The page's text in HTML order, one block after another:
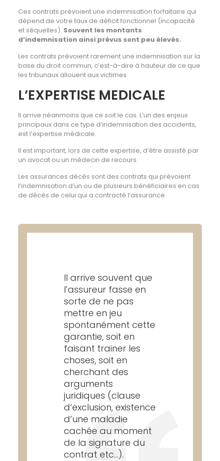
Ces contrats prévoient une indemnisation forfaitaire qui
dépend de votre taux de déficit fonctionnel (incapacité
et séquelles). Souvent les montants
d’indemnisation ainsi prévus sont peu élevés.
Les contrats prévoient rarement une indemnisation sur la
base du droit commun, c’est-à-dire à hauteur de ce que
les tribunaux allouent aux victimes.
L’EXPERTISE MEDICALE
Il arrive néanmoins que ce soit le cas. L’un des enjeux
principaux dans ce type d’indemnisation des accidents,
est l’expertise médicale.
Il est important, lors de cette expertise, d’être assisté par
un avocat ou un médecin de recours.
Les assurances décès sont des contrats qui prévoient
l’indemnisation d’un ou de plusieurs bénéficiaires en cas
de décès de celui qui a contracté l’assurance.
Il arrive souvent que
l’assureur fasse en
sorte de ne pas
mettre en jeu
spontanément cette
garantie, soit en
faisant trainer les
choses, soit en
cherchant des
arguments
juridiques (clause
d’exclusion, existence
d’une maladie
cachée au moment
de la signature du
contrat etc…).